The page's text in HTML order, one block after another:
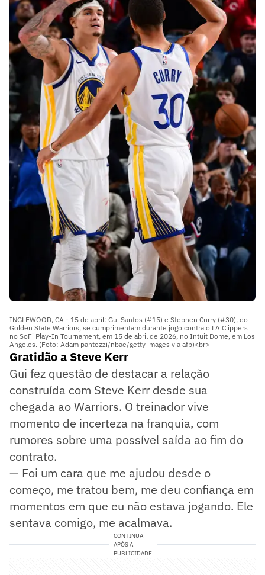
INGLEWOOD, CA - 15 de abril: Gui Santos (#15) e Stephen Curry (#30), do
Golden State Warriors, se cumprimentam durante jogo contra o LA Clippers
no SoFi Play-In Tournament, em 15 de abril de 2026, no Intuit Dome, em Los
Angeles. (Foto: Adam pantozzi/nbae/getty images via afp)<br>
Gratidão a Steve Kerr
Gui fez questão de destacar a relação
construída com Steve Kerr desde sua
chegada ao Warriors. O treinador vive
momento de incerteza na franquia, com
rumores sobre uma possível saída ao fim do
contrato.
— Foi um cara que me ajudou desde o
começo, me tratou bem, me deu confiança em
momentos em que eu não estava jogando. Ele
sentava comigo, me acalmava.
CONTINUA
APÓS A
PUBLICIDADE